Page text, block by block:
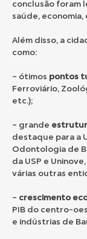
conclusão foram
saúde,
Além disso, a
como:
– ótimos pontos
Ferroviário,
etc.);
– grande
destaque para a
Odontologia de
da USP e
várias outras
– crescimento
PIB do centro-
e indústrias de